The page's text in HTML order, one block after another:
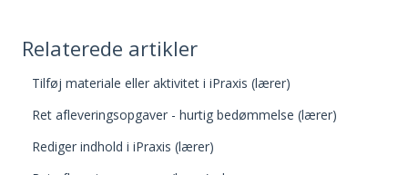
Relaterede artikler
Tilføj materiale eller aktivitet i iPraxis (lærer)
Ret afleveringsopgaver - hurtig bedømmelse (lærer)
Rediger indhold i iPraxis (lærer)